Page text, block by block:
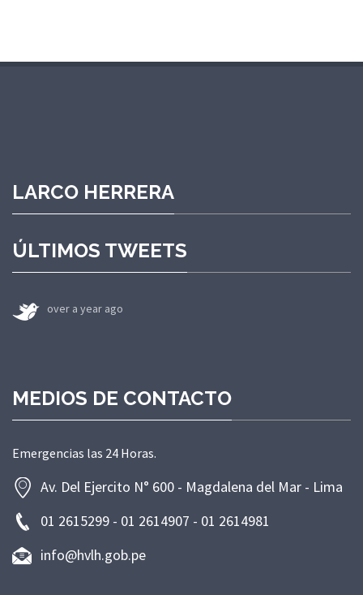
LARCO HERRERA
ÚLTIMOS TWEETS
over a year ago
MEDIOS DE CONTACTO
Emergencias las 24 Horas.
Av. Del Ejercito N° 600 - Magdalena del Mar - Lima
01 2615299 - 01 2614907 - 01 2614981
info@hvlh.gob.pe